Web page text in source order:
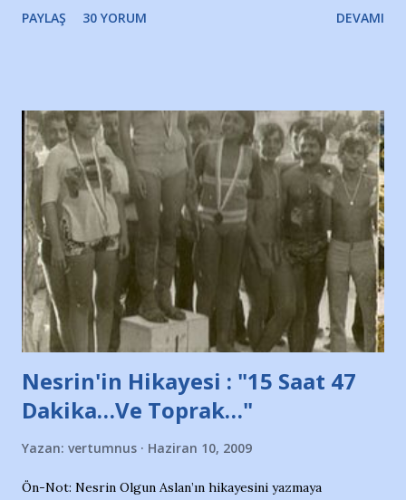
irkildim.. "Bursasporlu taraftarlar, İstanbul takımlarının
ve ürünlerini Bursa şehrinde görmek istemediklerini bir
protesto eylemiyle açıkladıklarını bildiriyordu.. Bu grup
adına açıklama yapan şahsı muhterem(!) ''Açık ve net olarak
söylüyoruz. Bu son uyarımızdır. Bunun yanısıra, bu takımlara
ait tanıtıcı ilanların asılmasına izin veren Bursa Büyükşehir
Belediyesi ile mağazaların bulunduğu alışveriş merkezlerini
de kınıyoruz'' diye de eklemiş .. Blogumuzda okuduğum bu
yazının hemen ardından bu habe...
PAYLAŞ 30 YORUM DEVAMI
Nesrin'in Hikayesi : "15 Saat 47
Dakika…Ve Toprak…"
Yazan: vertumnus Haziran 10, 2009
Ön-Not: Nesrin Olgun Aslan’ın hikayesini yazmaya